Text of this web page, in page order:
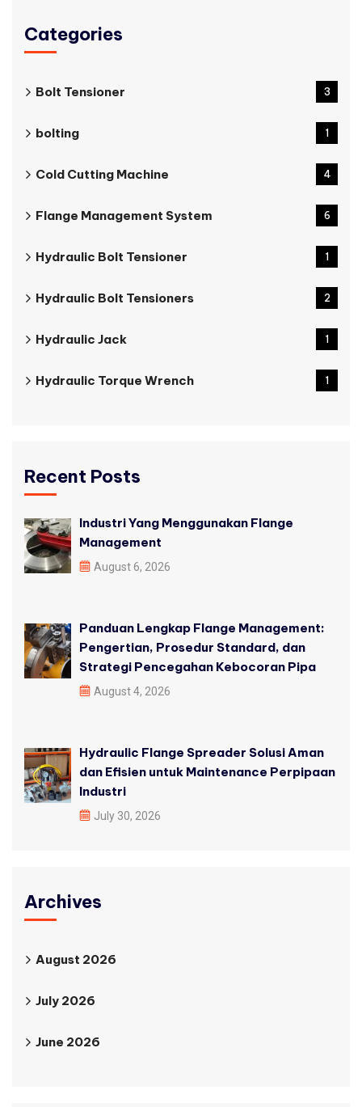
Categories
Bolt Tensioner 3
bolting 1
Cold Cutting Machine 4
Flange Management System 6
Hydraulic Bolt Tensioner 1
Hydraulic Bolt Tensioners 2
Hydraulic Jack 1
Hydraulic Torque Wrench 1
Recent Posts
Industri Yang Menggunakan Flange
Management
August 6, 2026
Panduan Lengkap Flange Management:
Pengertian, Prosedur Standard, dan
Strategi Pencegahan Kebocoran Pipa
August 4, 2026
Hydraulic Flange Spreader Solusi Aman
dan Efisien untuk Maintenance Perpipaan
Industri
July 30, 2026
Archives
August 2026
July 2026
June 2026